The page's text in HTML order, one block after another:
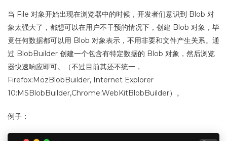
当 File 对象开始出现在浏览器中的时候，开发者们意识到 Blob 对
象太强大了，都想可以在用户不干预的情况下，创建 Blob 对象，毕
竟任何数据都可以用 Blob 对象表示，不用非要和文件产生关系。通
过 BlobBuilder 创建一个包含有特定数据的 Blob 对象，然后浏览
器快速响应即可。（不过目前其还不统一，
Firefox:MozBlobBuilder, Internet Explorer
10:MSBlobBuilder,Chrome:WebKitBlobBuilder）。
例子：